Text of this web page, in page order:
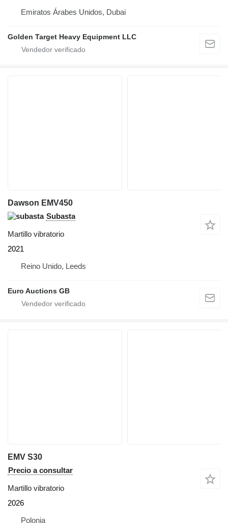
Emiratos Árabes Unidos, Dubai
Golden Target Heavy Equipment LLC
Dawson EMV450
Subasta
Martillo vibratorio
2021
Reino Unido, Leeds
Euro Auctions GB
EMV S30
Precio a consultar
Martillo vibratorio
2026
Polonia